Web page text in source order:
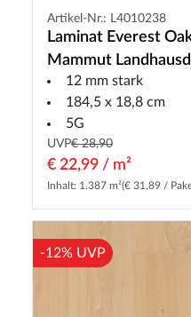
Artikel-Nr.: L4010238
Laminat Everest
Mammut
12 mm stark
184,5 x 18,8 cm
5G
UVP€ 28,90
€ 22,99 / m²
Inhalt: 1.387 m²(€ 31,89 /
-12% UVP